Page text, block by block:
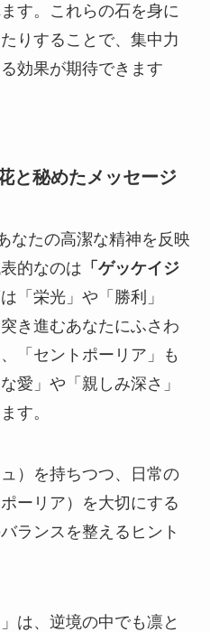
す。これらの石を身に
りすることで、集中力
効果が期待できます
と秘めたメッセージ
なたの高潔な精神を反映
的なのは 「ゲッケイジ
「栄光」や「勝利」
き進むあなたにふさわ
「セントポーリア」も
愛」や「親しみ深さ」
す。
）を持ちつつ、日常の
ーリア）を大切にする
ランスを整えるヒント
は、逆境の中でも凛と